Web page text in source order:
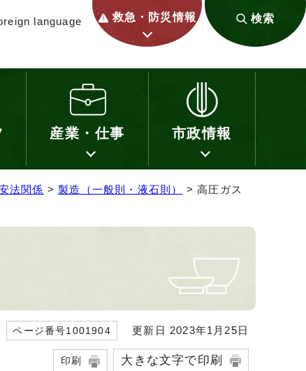
language 救急・防災情報 検索
産業・仕事 市政情報
法関係 >製造（一般則・液石則）
> 高圧ガス
ページ番号1001904 更新日 2023年1月25日
印刷 大きな文字で印刷